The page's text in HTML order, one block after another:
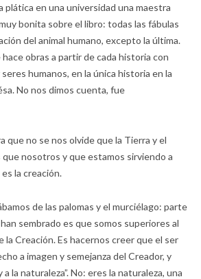
en una universidad una maestra
bonita sobre el libro: todas las fábulas
del animal humano, excepto la última.
obras a partir de cada historia con
humanos, en la única historia en la
No nos dimos cuenta, fue
que no se nos olvide que la Tierra y el
nosotros y que estamos sirviendo a
la creación.
de las palomas y el murciélago: parte
sembrado es que somos superiores al
la Creación. Es hacernos creer que el ser
a imagen y semejanza del Creador, y
la naturaleza”. No: eres la naturaleza, una